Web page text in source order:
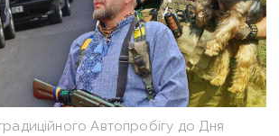
Автопробігу до Дня